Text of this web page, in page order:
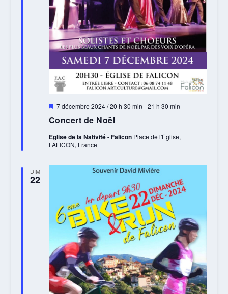
Concert de Noël
Mis
avant
7 décembre 2024 / 20 h 30 min -21 h 30 min
Eglise de la Nativité - Falicon Place de l'Église,
FALICON, France
DIM
22